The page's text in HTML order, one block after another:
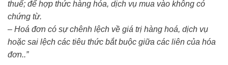
thuế; để hợp thức hàng hóa, dịch vụ mua vào không có
chứng từ.
– Hoá đơn có sự chênh lệch về giá trị hàng hoá, dịch vụ
hoặc sai lệch các tiêu thức bắt buộc giữa các liên của hóa
đơn..”